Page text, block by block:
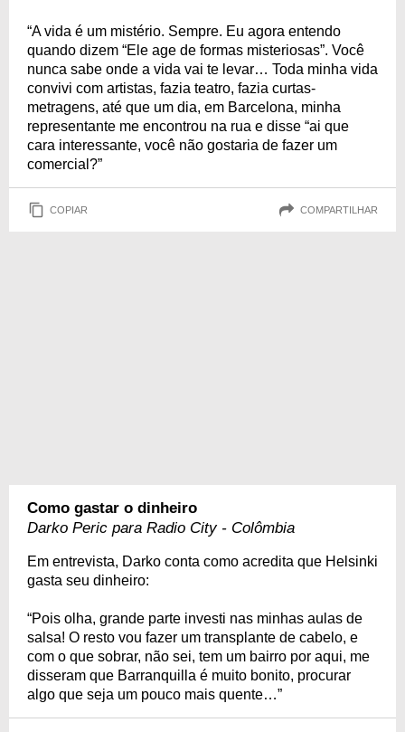
“A vida é um mistério. Sempre. Eu agora entendo
quando dizem “Ele age de formas misteriosas”. Você
nunca sabe onde a vida vai te levar… Toda minha vida
convivi com artistas, fazia teatro, fazia curtas-
metragens, até que um dia, em Barcelona, minha
representante me encontrou na rua e disse “ai que
cara interessante, você não gostaria de fazer um
comercial?”
COPIAR COMPARTILHAR
Como gastar o dinheiro
Darko Peric para Radio City - Colômbia
Em entrevista, Darko conta como acredita que Helsinki
gasta seu dinheiro:
“Pois olha, grande parte investi nas minhas aulas de
salsa! O resto vou fazer um transplante de cabelo, e
com o que sobrar, não sei, tem um bairro por aqui, me
disseram que Barranquilla é muito bonito, procurar
algo que seja um pouco mais quente…”